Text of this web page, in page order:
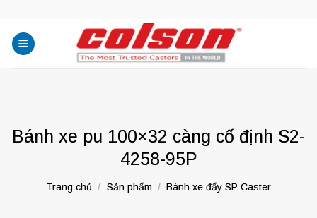
content
Bánh xe pu 100×32 càng cố định S2-
4258-95P
Trang chủ / Sản phẩm / Bánh xe đẩy SP Caster